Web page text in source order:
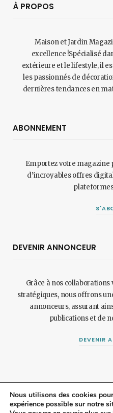
À PROPOS
Maison et Jardin
excellence !Spécialisé
extérieure et le lifestyle, il
les passionnés de
dernières tendances en
ABONNEMENT
Emportez votre magazine
d’incroyables offres
DEVENIR ANNONCEUR
Grâce à nos
stratégiques, nous offrons
annonceurs, assurant
publications et de
DEVENIR
Nous utilisons des cookies
expérience possible sur notre